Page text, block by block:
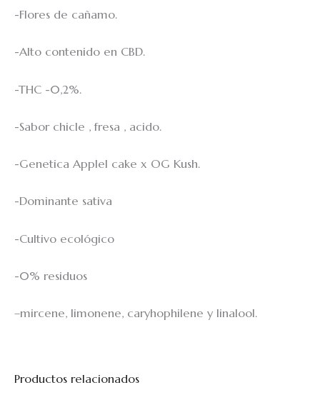
-Flores de cañamo.
-Alto contenido en CBD.
-THC -0,2%.
-Sabor chicle , fresa , acido.
-Genetica Applel cake x OG Kush.
-Dominante sativa
-Cultivo ecológico
-0% residuos
–mircene, limonene, caryhophilene y linalool.
Productos relacionados